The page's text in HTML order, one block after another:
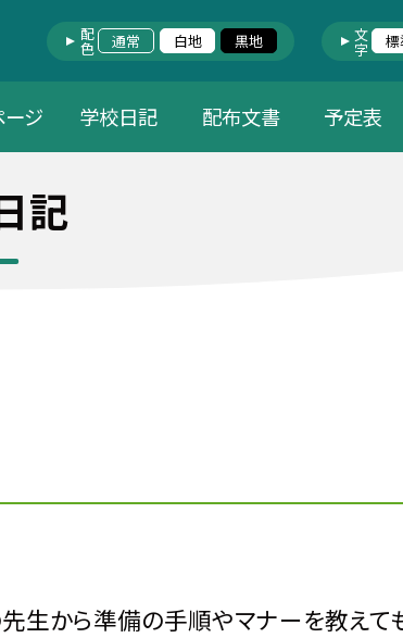
配色 通常 白地 黒地 文字
ージ 学校日記 配布文書 予定表
記
先生から準備の手順やマナーを教えて